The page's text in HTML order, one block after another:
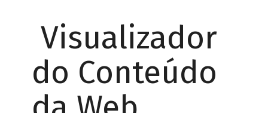
Visualizador
do Conteúdo